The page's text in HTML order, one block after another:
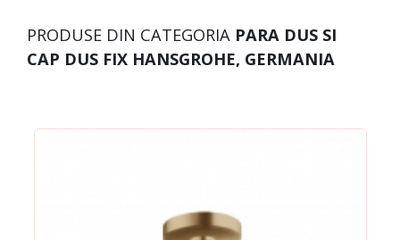
PRODUSE DIN CATEGORIA PARA DUS SI
CAP DUS FIX HANSGROHE, GERMANIA